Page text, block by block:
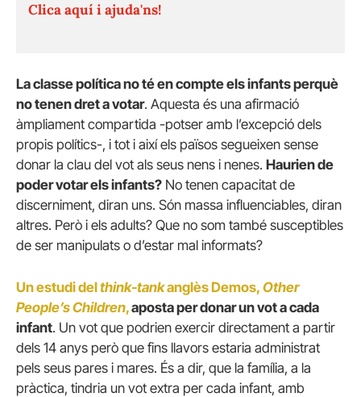
Clica aquí i ajuda'ns!
La classe política no té en compte els infants perquè
no tenen dret a votar. Aquesta és una afirmació
àmpliament compartida -potser amb l’excepció dels
propis polítics-, i tot i així els països segueixen sense
donar la clau del vot als seus nens i nenes. Haurien de
poder votar els infants? No tenen capacitat de
discerniment, diran uns. Són massa influenciables, diran
altres. Però i els adults? Que no som també susceptibles
de ser manipulats o d’estar mal informats?
Un estudi delthink-tankanglès Demos, Other
People’s Children,aposta per donar un vot a cada
infant. Un vot que podrien exercir directament a partir
dels 14 anys però que fins llavors estaria administrat
pels seus pares i mares. És a dir, que la família, a la
pràctica, tindria un vot extra per cada infant, amb